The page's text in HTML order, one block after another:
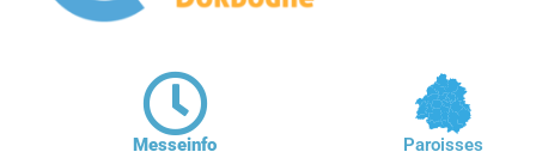
Messeinfo Paroisses